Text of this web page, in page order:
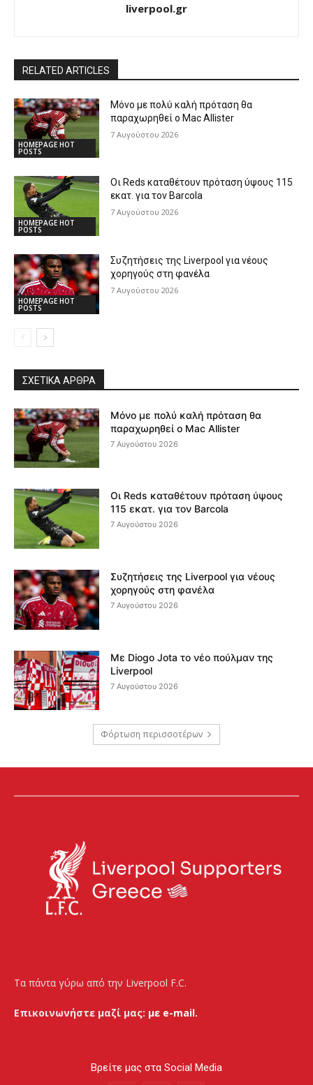
liverpool.gr
RELATED ARTICLES
HOMEPAGE HOT
POSTS
Μόνο με πολύ καλή πρόταση θα
παραχωρηθεί ο Mac Allister
7 Αυγούστου 2026
HOMEPAGE HOT
POSTS
Οι Reds καταθέτουν πρόταση ύψους 115
εκατ. για τον Barcola
7 Αυγούστου 2026
HOMEPAGE HOT
POSTS
Συζητήσεις της Liverpool για νέους
χορηγούς στη φανέλα
7 Αυγούστου 2026
ΣΧΕΤΙΚΆ ΆΡΘΡΑ
Μόνο με πολύ καλή πρόταση θα
παραχωρηθεί ο Mac Allister
7 Αυγούστου 2026
Οι Reds καταθέτουν πρόταση ύψους
115 εκατ. για τον Barcola
7 Αυγούστου 2026
Συζητήσεις της Liverpool για νέους
χορηγούς στη φανέλα
7 Αυγούστου 2026
Με Diogo Jota το νέο πούλμαν της
Liverpool
7 Αυγούστου 2026
Φόρτωση περισσοτέρων
Τα πάντα γύρω από την Liverpool F.C.
Επικοινωνήστε μαζί μας: με e-mail.
Βρείτε μας στα Social Media